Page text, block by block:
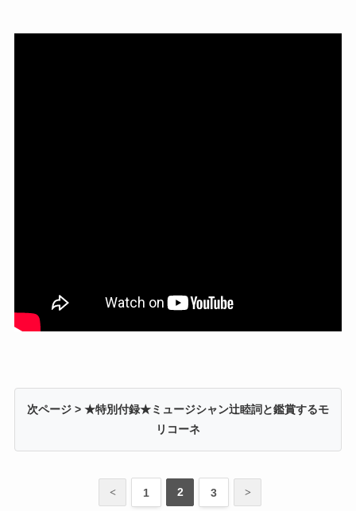
次ページ > ★特別付録★ミュージシャン辻睦詞と鑑賞するモ
リコーネ
< 1 2 3 >